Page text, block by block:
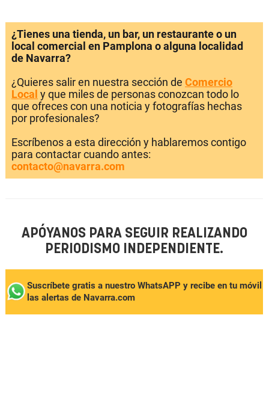
¿Tienes una tienda, un bar, un restaurante o un
local comercial en Pamplona o alguna localidad
de Navarra?
¿Quieres salir en nuestra sección de Comercio
Local y que miles de personas conozcan todo lo
que ofreces con una noticia y fotografías hechas
por profesionales?
Escríbenos a esta dirección y hablaremos contigo
para contactar cuando antes:
contacto@navarra.com
APÓYANOS PARA SEGUIR REALIZANDO
PERIODISMO INDEPENDIENTE.
Suscríbete gratis a nuestro WhatsAPP y recibe en tu móvil
las alertas de Navarra.com